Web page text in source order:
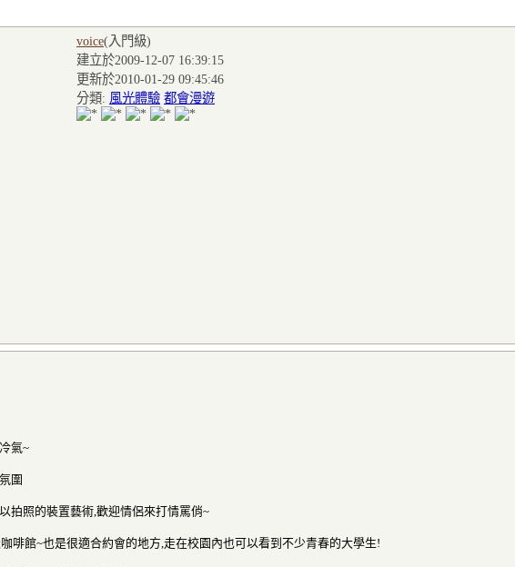
voice(入門級)
建立於2009-12-07 16:39:15
更新於2010-01-29 09:45:46
分類: 風光體驗 都會漫遊
氣~
圍
拍照的裝置藝術,歡迎情侶來打情罵俏~
啡館~也是很適合約會的地方,走在校園內也可以看到不少青春的大學生!